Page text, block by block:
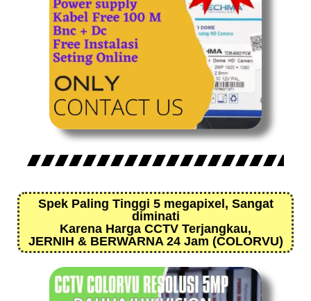
Spek Paling Tinggi 5 megapixel, Sangat
diminati
Karena Harga CCTV Terjangkau,
JERNIH & BERWARNA 24 Jam (COLORVU)